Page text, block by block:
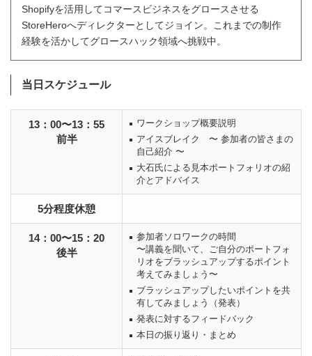
Shopifyを活用してコマースビジネスをグロースさせる
StoreHeroへディレクターとしてジョイン。これまでの制作
経験を活かしてグロースハック領域へ挑戦中。
当日スケジュール
13：00〜13：55
前半
ワークショップ概要説明
アイスブレイク 〜 参加者の皆さまの
自己紹介 〜
大石氏による見本ポートフォリオの紹
介とアドバイス
5分程度休憩
14：00〜15：20
後半
参加者ソロワークの時間
〜講義を聞いて、ご自分のポートフォ
リオをブラッシュアップするポイント
考えてみましょう〜
ブラッシュアップしたいポイントを共
有してみましょう（発表）
発表に対するフィードバック
本日の振り返り・まとめ